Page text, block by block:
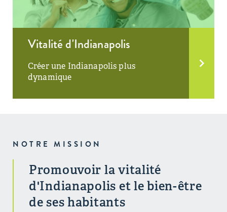
Vitalité d'Indianapolis
Créer une Indianapolis plus
dynamique
NOTRE MISSION
Promouvoir la vitalité
d'Indianapolis et le bien-être
de ses habitants